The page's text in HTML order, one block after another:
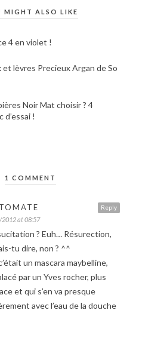
MIGHT ALSO LIKE
4 en violet !
lèvres Precieux Argan de So
Noir Mat choisir ? 4
d’essai !
1 COMMENT
Reply
at 08:57
? Euh… Résurection,
tu dire, non ? ^^
un mascara maybelline,
par un Yves rocher, plus
et qui s’en va presque
avec l’eau de la douche